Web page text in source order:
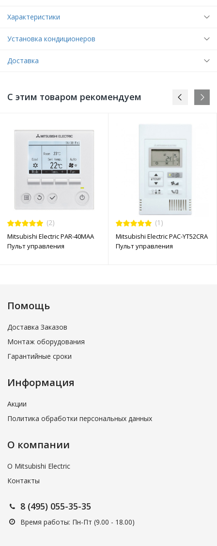
Характеристики
Установка кондиционеров
Доставка
С этим товаром рекомендуем
(2)
Mitsubishi Electric PAR-40MAA
Пульт управления
(1)
Mitsubishi Electric PAC-YT52CRA
Пульт управления
Помощь
Доставка Заказов
Монтаж оборудования
Гарантийные сроки
Информация
Акции
Политика обработки персональных данных
О компании
О Mitsubishi Electric
Контакты
8 (495) 055-35-35
Время работы: Пн-Пт (9.00 - 18.00)